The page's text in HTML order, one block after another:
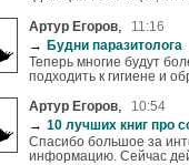
Артур Егоров
11:16
→ Будни паразитолога
Теперь многие будут
подходить к гигиене и
Артур Егоров,
10:54
→ 10 лучших книг про
Спасибо большое за
информацию. Сейчас